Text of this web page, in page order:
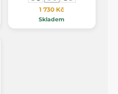
1 730 Kč
Skladem